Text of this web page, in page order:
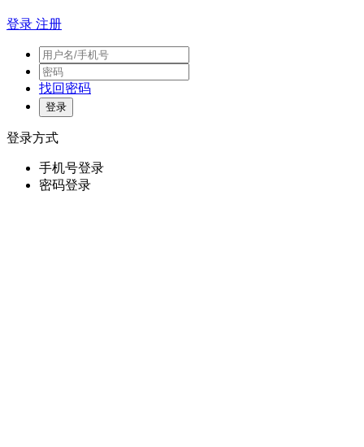
登录 注册
找回密码
登录方式
手机号登录
密码登录